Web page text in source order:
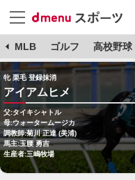
MLB ゴルフ 高校野球
牝 栗毛 登録抹消
アイアムヒメ
父:タイキシャトル
母:ウォータームージカ
調教師:菊川 正達 (美浦)
馬主:玉腰 勇吉
生産者:三嶋牧場